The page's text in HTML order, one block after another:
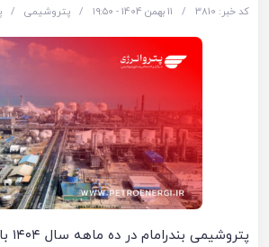
کد خبر: 3810 / 11 بهمن 1404 - ۱۹:۵۰ / پتروشیمی /